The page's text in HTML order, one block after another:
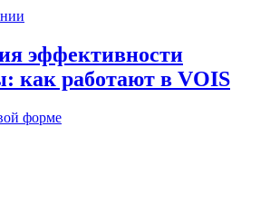
эффективности
как работают в VOIS
форме